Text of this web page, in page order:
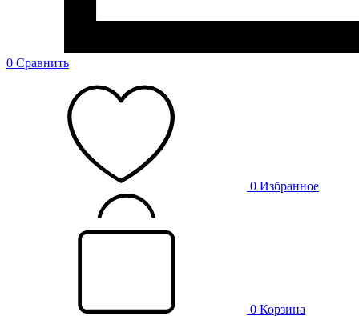
0 Сравнить
0 Избранное
0 Корзина